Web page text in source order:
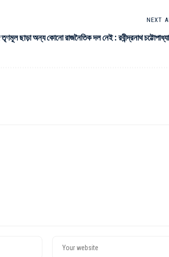
NEXT
তৃণমূল ছাড়া অন্য কোনো রাজনৈতিক দল নেই : রবীন্দ্রনাথ